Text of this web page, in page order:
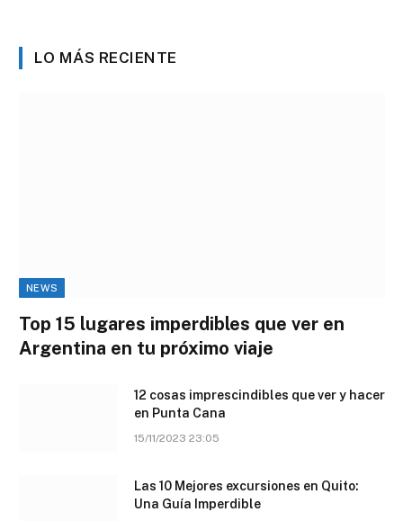
LO MÁS RECIENTE
NEWS
Top 15 lugares imperdibles que ver en
Argentina en tu próximo viaje
12 cosas imprescindibles que ver y hacer
en Punta Cana
15/11/2023 23:05
Las 10 Mejores excursiones en Quito:
Una Guía Imperdible